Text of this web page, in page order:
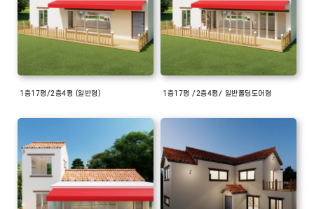
1층17평/2층4평 (일반형) 1층17평 /2층4평/ 일반폴딩도어형